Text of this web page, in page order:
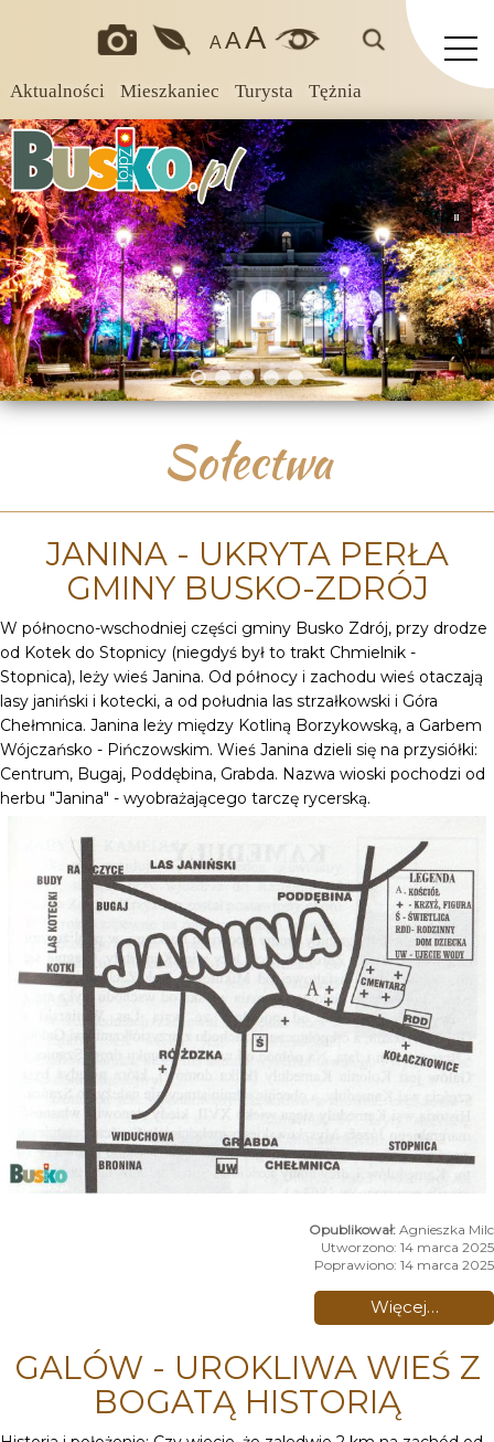
Aktualności Mieszkaniec Turysta Tężnia
A AA
Sołectwa
JANINA - UKRYTA PERŁA
GMINY BUSKO-ZDRÓJ
W północno-wschodniej części gminy Busko Zdrój, przy drodze
od Kotek do Stopnicy (niegdyś był to trakt Chmielnik -
Stopnica), leży wieś Janina. Od północy i zachodu wieś otaczają
lasy janiński i kotecki, a od południa las strzałkowski i Góra
Chełmnica. Janina leży między Kotliną Borzykowską, a Garbem
Wójczańsko - Pińczowskim. Wieś Janina dzieli się na przysiółki:
Centrum, Bugaj, Poddębina, Grabda. Nazwa wioski pochodzi od
herbu "Janina" - wyobrażającego tarczę rycerską.
Agnieszka Milc
Utworzono: 14 marca 2025
Poprawiono: 14 marca 2025
Więcej…
GALÓW - UROKLIWA WIEŚ Z
BOGATĄ HISTORIĄ